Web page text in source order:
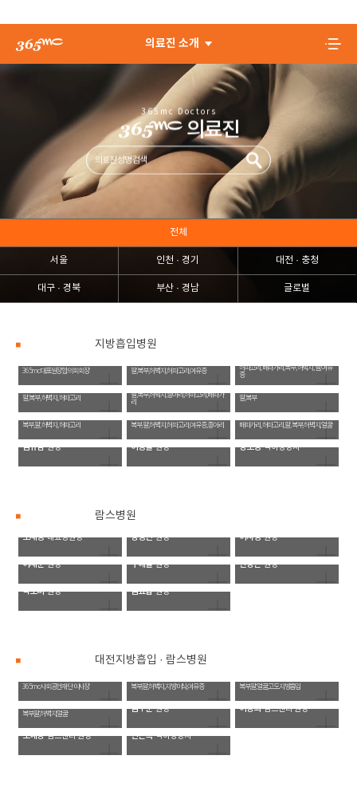
의료진 소개
365mc Doctors
의료진
전체
서울 인천 · 경기 대전 · 충청
대구 · 경북 부산 · 경남 글로벌
지방흡입병원
365mc대표원장협의회 회장 팔, 복부, 허벅지, 허파고리, 여유증
허파고리, 배파가리, 복부, 허벅지, 팔, 여유
증
임현제
팔, 복부, 허벅지, 허파고리
최형윤 원장
팔, 복부, 허벅지, 종아리, 허파고리, 배파가
리
이수연
팔, 복부
정원주
복부, 팔, 허벅지, 허파고리
정진묵
복부, 팔, 허벅지, 허파고리, 여유증, 종아리
서성익
배파가리, 허파고리, 팔, 복부, 허벅지, 얼굴
김규삼 원장 이송률 원장 장소정 식이영양사
람스병원
소재용 대표병원장 강정민 원장 이자영 원장
이재준 원장 구예슬 원장 안상은 원장
박소미 원장 김요섭 원장
대전지방흡입 · 람스병원
365mc사회공헌재단 이사장 복부,팔,허벅지,지방이식,여유증 복부,팔,얼굴,고도지방흡입
김성민
복부,팔,허벅지,얼굴
김우준 원장 이창희 람스센터 원장
오예랑 람스센터 원장 전은복 식이영양사